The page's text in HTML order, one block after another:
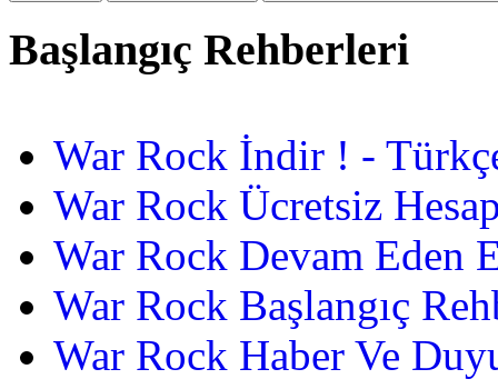
Başlangıç Rehberleri
War Rock İndir ! -
War Rock Ücretsiz
War Rock Devam Eden
War Rock Başlangıç
War Rock Haber Ve